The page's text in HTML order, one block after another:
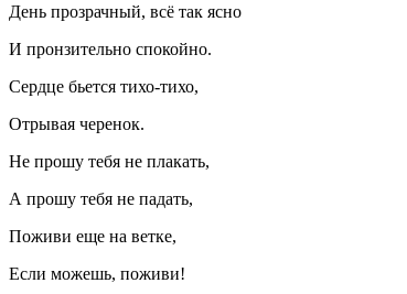
День прозрачный, всё так ясно
И пронзительно спокойно.
Сердце бьется тихо-тихо,
Отрывая черенок.
Не прошу тебя не плакать,
А прошу тебя не падать,
Поживи еще на ветке,
Если можешь, поживи!